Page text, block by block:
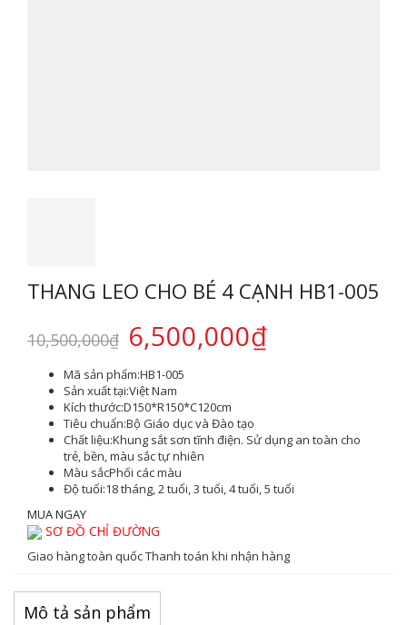
THANG LEO CHO BÉ 4 CẠNH HB1-005
10,500,000₫ 6,500,000₫
Mã sản phẩm:HB1-005
Sản xuất tại:Việt Nam
Kích thước:D150*R150*C120cm
Tiêu chuẩn:Bộ Giáo dục và Đào tạo
Chất liệu:Khung sắt sơn tĩnh điện. Sử dụng an toàn cho
trẻ, bền, màu sắc tự nhiên
Màu sắcPhối các màu
Độ tuổi:18 tháng, 2 tuổi, 3 tuổi, 4 tuổi, 5 tuổi
MUA NGAY
SƠ ĐỒ CHỈ ĐƯỜNG
Giao hàng toàn quốcThanh toán khi nhận hàng
Mô tả sản phẩm